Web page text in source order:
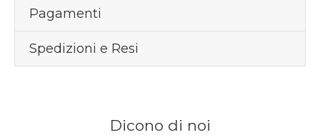
Pagamenti
Spedizioni e Resi
Dicono di noi